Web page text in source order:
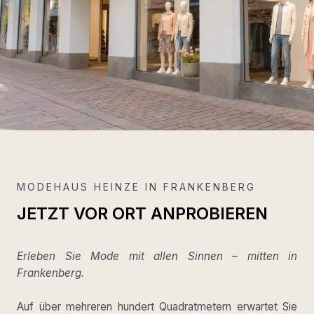
MODEHAUS HEINZE IN FRANKENBERG
JETZT VOR ORT ANPROBIEREN
Erleben Sie Mode mit allen Sinnen – mitten in
Frankenberg.
Auf über mehreren hundert Quadratmetern erwartet Sie